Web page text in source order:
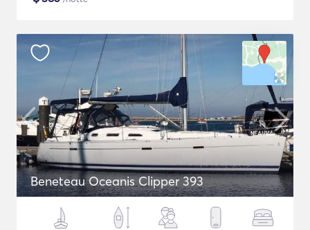
Beneteau Oceanis Clipper 393